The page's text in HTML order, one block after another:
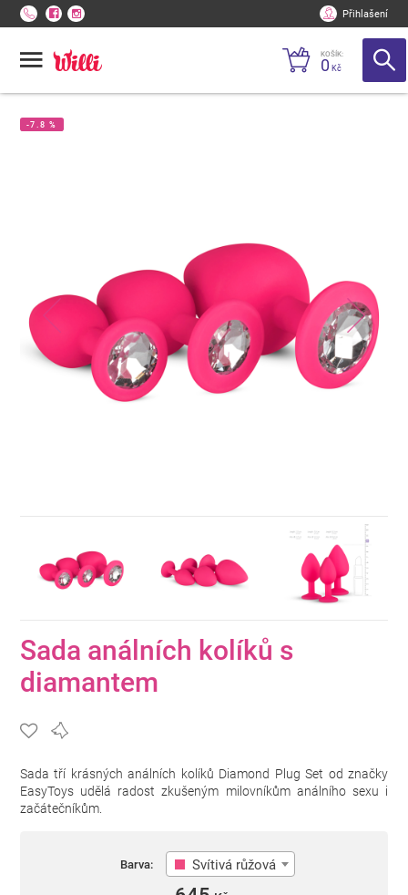
Přihlašení
KOŠÍK:
0 Kč
-7.8 %
Sada análních kolíků s
diamantem
Sada tří krásných análních kolíků Diamond Plug Set od značky
EasyToys udělá radost zkušeným milovníkům análního sexu i
začátečníkům.
Barva: Svítivá růžová